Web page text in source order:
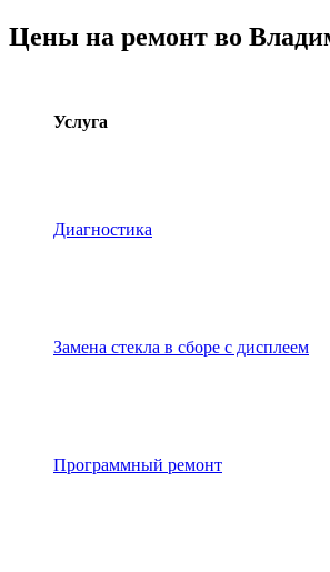
Цены на ремонт во
Услуга
Диагностика
Замена стекла в сборе с дисплеем
Программный ремонт